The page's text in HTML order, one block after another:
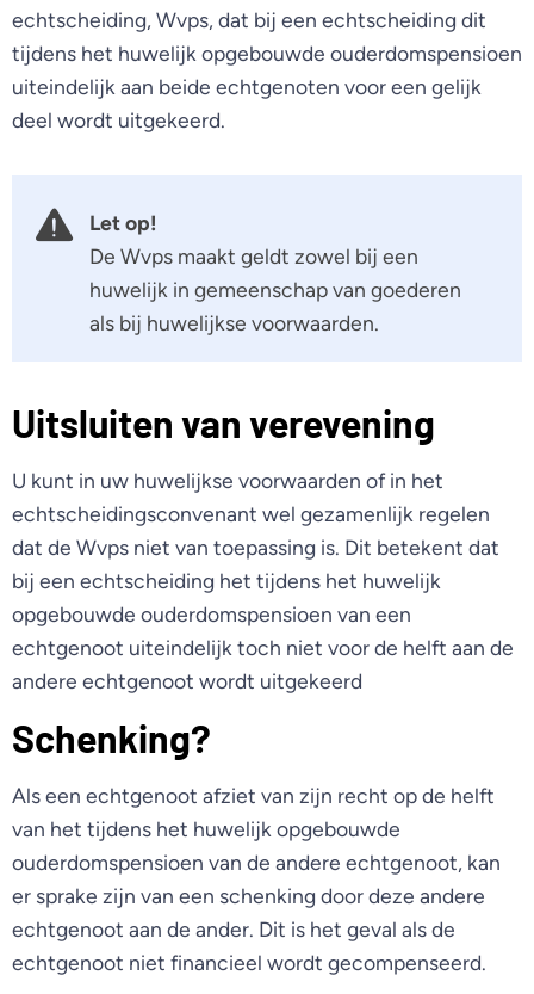
echtscheiding, Wvps, dat bij een echtscheiding dit
tijdens het huwelijk opgebouwde ouderdomspensioen
uiteindelijk aan beide echtgenoten voor een gelijk
deel wordt uitgekeerd.
Let op!
De Wvps maakt geldt zowel bij een
huwelijk in gemeenschap van goederen
als bij huwelijkse voorwaarden.
Uitsluiten van verevening
U kunt in uw huwelijkse voorwaarden of in het
echtscheidingsconvenant wel gezamenlijk regelen
dat de Wvps niet van toepassing is. Dit betekent dat
bij een echtscheiding het tijdens het huwelijk
opgebouwde ouderdomspensioen van een
echtgenoot uiteindelijk toch niet voor de helft aan de
andere echtgenoot wordt uitgekeerd
Schenking?
Als een echtgenoot afziet van zijn recht op de helft
van het tijdens het huwelijk opgebouwde
ouderdomspensioen van de andere echtgenoot, kan
er sprake zijn van een schenking door deze andere
echtgenoot aan de ander. Dit is het geval als de
echtgenoot niet financieel wordt gecompenseerd.